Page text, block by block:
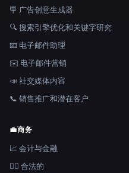
🪧 广告创意生成器
🔍 搜索引擎优化和关键字研究
📧 电子邮件助理
✉️ 电子邮件营销
📣 社交媒体内容
📞 销售推广和潜在客户
💼商务
📈 会计与金融
👩‍⚖️ 合法的